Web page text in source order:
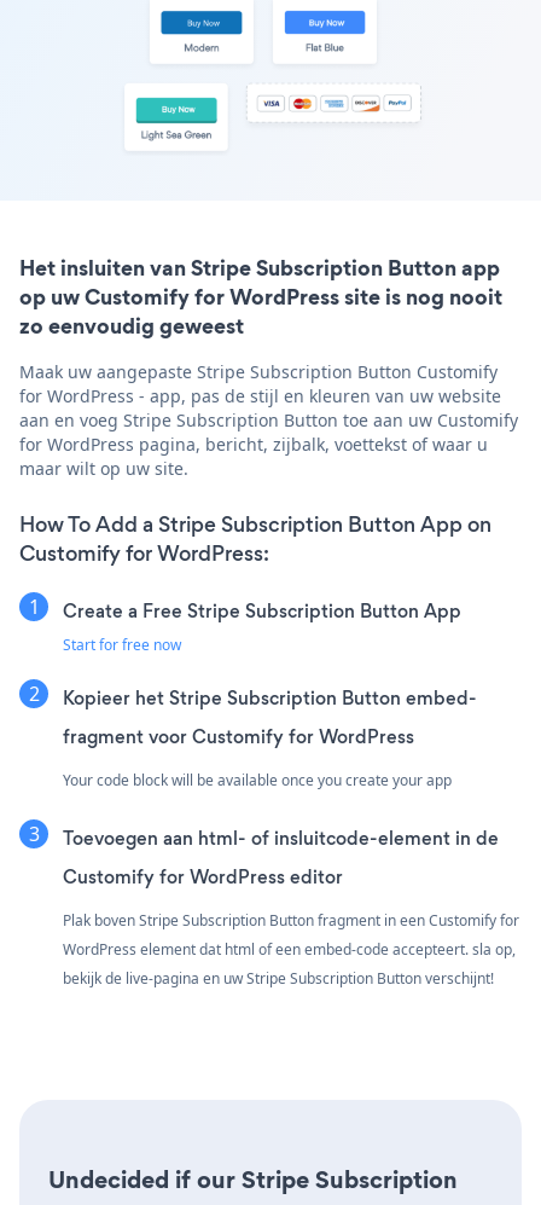
Het insluiten van Stripe Subscription Button app
op uw Customify for WordPress site is nog nooit
zo eenvoudig geweest
Maak uw aangepaste Stripe Subscription Button Customify
for WordPress - app, pas de stijl en kleuren van uw website
aan en voeg Stripe Subscription Button toe aan uw Customify
for WordPress pagina, bericht, zijbalk, voettekst of waar u
maar wilt op uw site.
How To Add a Stripe Subscription Button App on
Customify for WordPress:
Create a Free Stripe Subscription Button App
Start for free now
Kopieer het Stripe Subscription Button embed-
fragment voor Customify for WordPress
Your code block will be available once you create your app
Toevoegen aan html- of insluitcode-element in de
Customify for WordPress editor
Plak boven Stripe Subscription Button fragment in een Customify for
WordPress element dat html of een embed-code accepteert. sla op,
bekijk de live-pagina en uw Stripe Subscription Button verschijnt!
Undecided if our Stripe Subscription